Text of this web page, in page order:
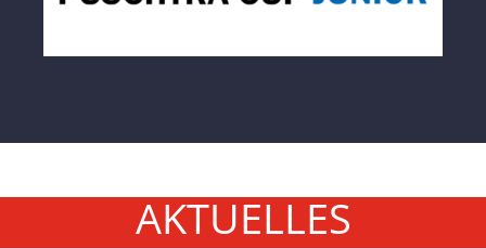
AKTUELLES